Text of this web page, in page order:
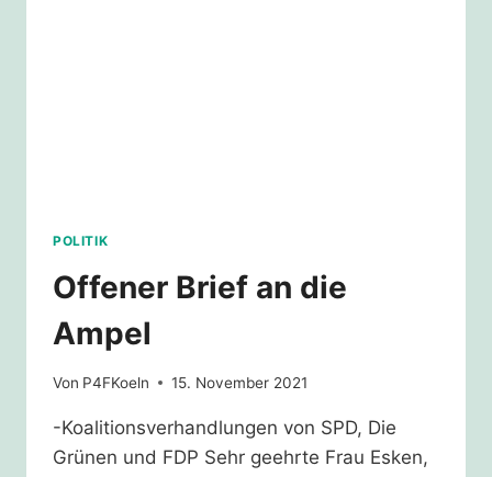
POLITIK
Offener Brief an die
Ampel
Von P4FKoeln 15. November 2021
-Koalitionsverhandlungen von SPD, Die
Grünen und FDP Sehr geehrte Frau Esken,